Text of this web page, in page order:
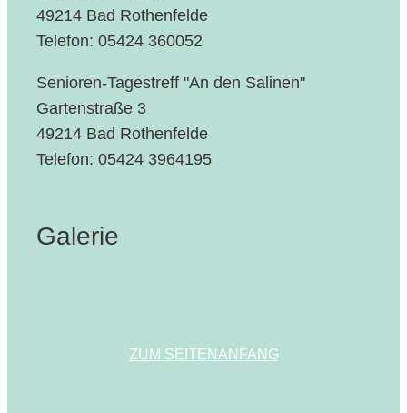
49214 Bad Rothenfelde
Telefon: 05424 360052
Senioren-Tagestreff "An den Salinen"
Gartenstraße 3
49214 Bad Rothenfelde
Telefon: 05424 3964195
Galerie
ZUM SEITENANFANG